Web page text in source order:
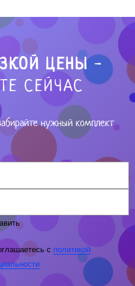
ЦЕНЫ-
СЕЙЧАС
нужный комплект
с политикой